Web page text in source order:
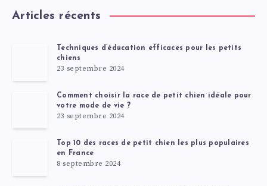
Articles récents
Techniques d’éducation efficaces pour les petits
chiens
23 septembre 2024
Comment choisir la race de petit chien idéale pour
votre mode de vie ?
23 septembre 2024
Top 10 des races de petit chien les plus populaires
en France
8 septembre 2024